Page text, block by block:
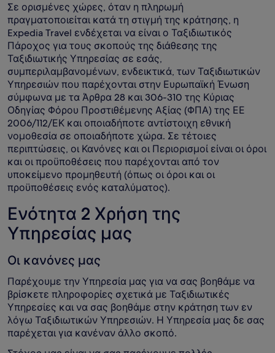
Σε ορισμένες χώρες, όταν η πληρωμή
πραγματοποιείται κατά τη στιγμή της κράτησης, η
Expedia Travel ενδέχεται να είναι ο Ταξιδιωτικός
Πάροχος για τους σκοπούς της διάθεσης της
Ταξιδιωτικής Υπηρεσίας σε εσάς,
συμπεριλαμβανομένων, ενδεικτικά, των Ταξιδιωτικών
Υπηρεσιών που παρέχονται στην Ευρωπαϊκή Ένωση
σύμφωνα με τα Άρθρα 28 και 306-310 της Κύριας
Οδηγίας Φόρου Προστιθέμενης Αξίας (ΦΠΑ) της ΕΕ
2006/112/ΕΚ και οποιαδήποτε αντίστοιχη εθνική
νομοθεσία σε οποιαδήποτε χώρα. Σε τέτοιες
περιπτώσεις, οι Κανόνες και οι Περιορισμοί είναι οι όροι
και οι προϋποθέσεις που παρέχονται από τον
υποκείμενο προμηθευτή (όπως οι όροι και οι
προϋποθέσεις ενός καταλύματος).
Ενότητα 2 Χρήση της
Υπηρεσίας μας
Οι κανόνες μας
Παρέχουμε την Υπηρεσία μας για να σας βοηθάμε να
βρίσκετε πληροφορίες σχετικά με Ταξιδιωτικές
Υπηρεσίες και να σας βοηθάμε στην κράτηση των εν
λόγω Ταξιδιωτικών Υπηρεσιών. Η Υπηρεσία μας δε σας
παρέχεται για κανέναν άλλο σκοπό.